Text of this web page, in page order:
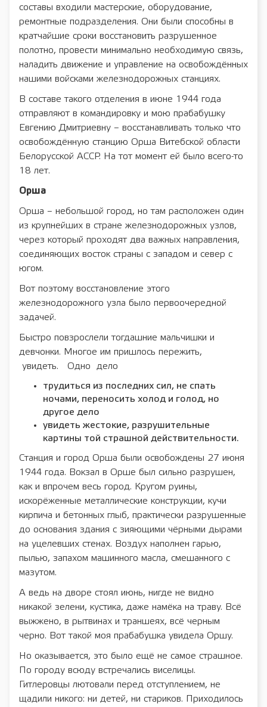
составы входили мастерские, оборудование,
ремонтные подразделения. Они были способны в
кратчайшие сроки восстановить разрушенное
полотно, провести минимально необходимую связь,
наладить движение и управление на освобождённых
нашими войсками железнодорожных станциях.
В составе такого отделения в июне 1944 года
отправляют в командировку и мою прабабушку
Евгению Дмитриевну – восстанавливать только что
освобождённую станцию Орша Витебской области
Белорусской АССР. На тот момент ей было всего-то
18 лет.
Орша
Орша – небольшой город, но там расположен один
из крупнейших в стране железнодорожных узлов,
через который проходят два важных направления,
соединяющих восток страны с западом и север с
югом.
Вот поэтому восстановление этого
железнодорожного узла было первоочередной
задачей.
Быстро повзрослели тогдашние мальчишки и
девчонки. Многое им пришлось пережить,
увидеть. Одно дело
трудиться из последних сил, не спать
ночами, переносить холод и голод, но
другое дело
увидеть жестокие, разрушительные
картины той страшной действительности.
Станция и город Орша были освобождены 27 июня
1944 года. Вокзал в Орше был сильно разрушен,
как и впрочем весь город. Кругом руины,
искорёженные металлические конструкции, кучи
кирпича и бетонных глыб, практически разрушенные
до основания здания с зияющими чёрными дырами
на уцелевших стенах. Воздух наполнен гарью,
пылью, запахом машинного масла, смешанного с
мазутом.
А ведь на дворе стоял июнь, нигде не видно
никакой зелени, кустика, даже намёка на траву. Всё
выжжено, в рытвинах и траншеях, всё черным
черно. Вот такой моя прабабушка увидела Оршу.
Но оказывается, это было ещё не самое страшное.
По городу всюду встречались виселицы.
Гитлеровцы лютовали перед отступлением, не
щадили никого: ни детей, ни стариков. Приходилось